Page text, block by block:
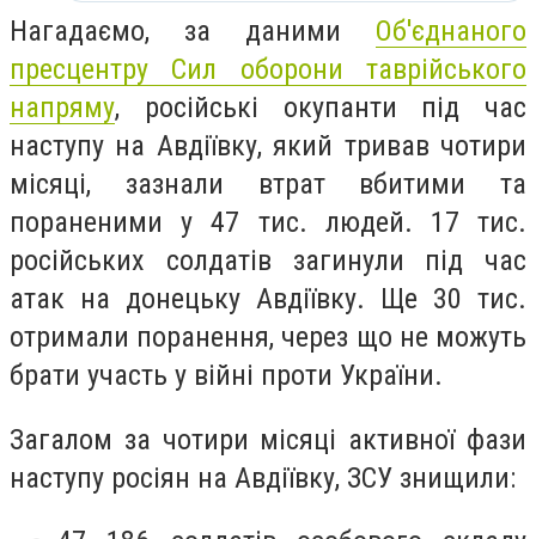
Нагадаємо, за даними Об'єднаного
пресцентру Сил оборони таврійського
напряму, російські окупанти під час
наступу на Авдіївку, який тривав чотири
місяці, зазнали втрат вбитими та
пораненими у 47 тис. людей. 17 тис.
російських солдатів загинули під час
атак на донецьку Авдіївку. Ще 30 тис.
отримали поранення, через що не можуть
брати участь у війні проти України.
Загалом за чотири місяці активної фази
наступу росіян на Авдіївку, ЗСУ знищили: